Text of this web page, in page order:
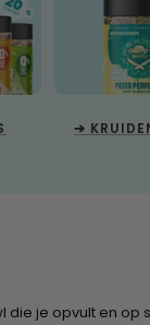
➔
die je opvult en op